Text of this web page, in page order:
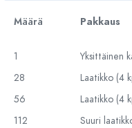
Määrä Pakkaus
1 Yksittäinen
28
Laatikko (4
56
Laatikko (4
112